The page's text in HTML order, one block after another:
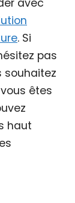
avec
. Si
pas
souhaitez
êtes
haut